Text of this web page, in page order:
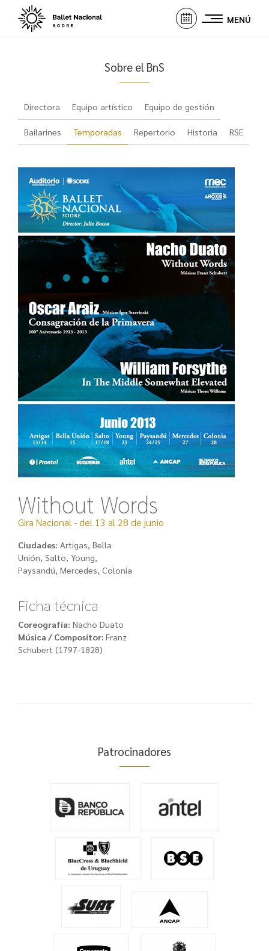
MENÚ
Sobre el BnS
Directora Equipo artístico Equipo de gestión
Bailarines Temporadas Repertorio Historia RSE
Without Words
Gira Nacional - del 13 al 28 de junio
Ciudades: Artigas, Bella
Unión, Salto, Young,
Paysandú, Mercedes, Colonia
Ficha técnica
Coreografía: Nacho Duato
Música / Compositor: Franz
Schubert (1797-1828)
Patrocinadores